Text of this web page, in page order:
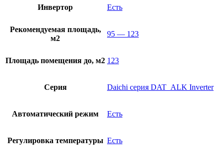
Инвертор Есть
Рекомендуемая площадь,
м2
95 — 123
Площадь помещения до, м2 123
Серия Daichi серия DAT_ALK Inverter
Автоматический режим Есть
Регулировка температуры Есть